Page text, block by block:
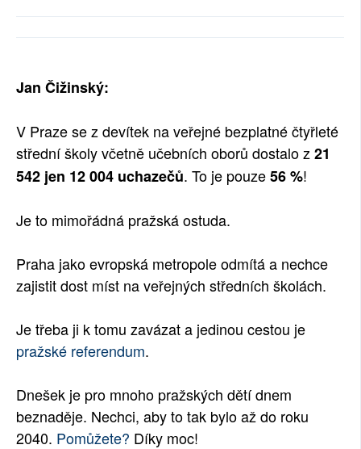
Jan Čižinský:
V Praze se z devítek na veřejné bezplatné čtyřleté
střední školy včetně učebních oborů dostalo z 21
542 jen 12 004 uchazečů. To je pouze56 %!
Je to mimořádná pražská ostuda.
Praha jako evropská metropole odmítá a nechce
zajistit dost míst na veřejných středních školách.
Je třeba ji k tomu zavázat a jedinou cestou je
pražské referendum.
Dnešek je pro mnoho pražských dětí dnem
beznaděje. Nechci, aby to tak bylo až do roku
2040. Pomůžete? Díky moc!